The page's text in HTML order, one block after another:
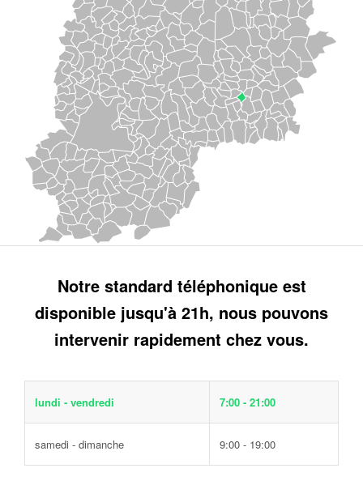
Notre standard téléphonique est
disponible jusqu'à 21h, nous pouvons
intervenir rapidement chez vous.
lundi - vendredi 7:00 - 21:00
samedi - dimanche 9:00 - 19:00